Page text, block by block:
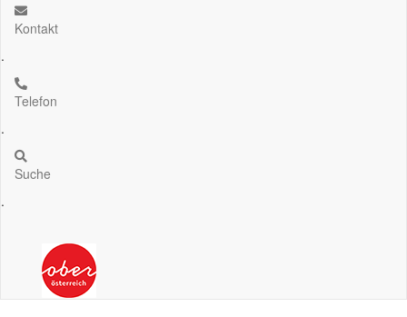
Kontakt
.
Telefon
.
Suche
.